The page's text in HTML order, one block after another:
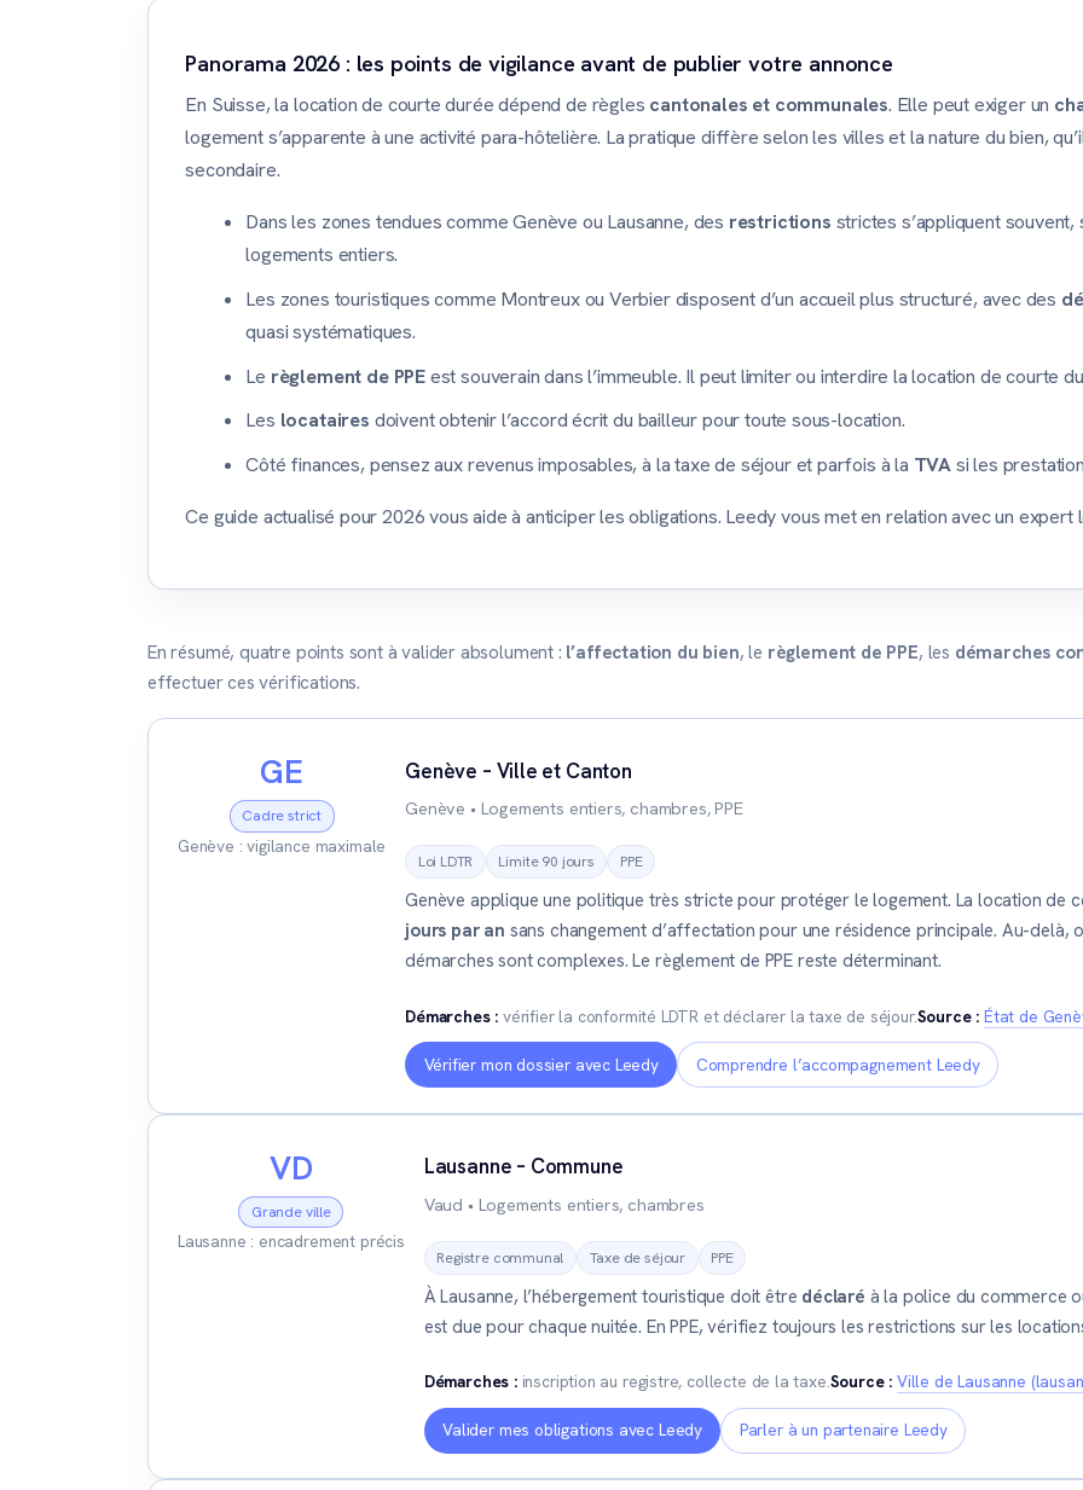
Panorama 2026 : les points de vigilance avant de publier votre annonce
En Suisse, la location de courte durée dépend de règles cantonales et communales. Elle peut exiger un
logement s’apparente à une activité para-hôtelière. La pratique diffère selon les villes et la nature du bien,
secondaire.
Dans les zones tendues comme Genève ou Lausanne, des restrictions strictes s’appliquent
logements entiers.
Les zones touristiques comme Montreux ou Verbier disposent d’un accueil plus structuré, avec des
quasi systématiques.
Le règlement de PPEest souverain dans l’immeuble. Il peut limiter ou interdire la location de courte
Les locataires doivent obtenir l’accord écrit du bailleur pour toute sous-location.
Côté finances, pensez aux revenus imposables, à la taxe de séjour et parfois à la TVAsi les
Ce guide actualisé pour 2026 vous aide à anticiper les obligations. Leedy vous met en relation avec un
En résumé, quatre points sont à valider absolument : l’affectation du bien, le règlement de PPE, les démarches
effectuer ces vérifications.
GE
Cadre strict
Genève : vigilance maximale
Genève – Ville et Canton
Genève • Logements entiers, chambres, PPE
Loi LDTR Limite 90 jours PPE
Genève applique une politique très stricte pour protéger le logement. La location de
jours par an sans changement d’affectation pour une résidence principale. Au-delà,
démarches sont complexes. Le règlement de PPE reste déterminant.
Démarches : vérifier la conformité LDTR et déclarer la taxe de séjour.Source : État de
Vérifier mon dossier avec Leedy Comprendre l’accompagnement Leedy
VD
Grande ville
Lausanne : encadrement précis
Lausanne – Commune
Vaud • Logements entiers, chambres
Registre communal Taxe de séjour PPE
À Lausanne, l’hébergement touristique doit être déclaré à la police du commerce
est due pour chaque nuitée. En PPE, vérifiez toujours les restrictions sur les
Démarches :inscription au registre, collecte de la taxe.Source : Ville de Lausanne
Valider mes obligations avec Leedy Parler à un partenaire Leedy